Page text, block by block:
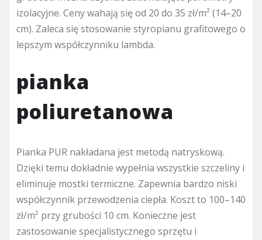
izolacyjne. Ceny wahają się od 20 do 35 zł/m² (14–20
cm). Zaleca się stosowanie styropianu grafitowego o
lepszym współczynniku lambda.
pianka
poliuretanowa
Pianka PUR nakładana jest metodą natryskową.
Dzięki temu dokładnie wypełnia wszystkie szczeliny i
eliminuje mostki termiczne. Zapewnia bardzo niski
współczynnik przewodzenia ciepła. Koszt to 100–140
zł/m² przy grubości 10 cm. Konieczne jest
zastosowanie specjalistycznego sprzętu i